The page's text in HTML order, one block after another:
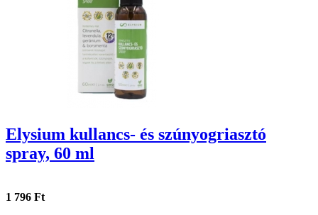
Elysium kullancs- és szúnyogriasztó
spray, 60 ml
1 796 Ft